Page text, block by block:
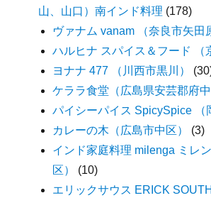
山、山口）南インド料理 (178)
ヴァナム vanam （奈良市矢田
ハルヒナ スパイス＆フード （
ヨナナ 477 （川西市黒川）
ケララ食堂（広島県安芸郡府中
パイシーパイス SpicySpice （
カレーの木（広島市中区）
(3)
インド家庭料理 milenga ミレ
区）
(10)
エリックサウス ERICK